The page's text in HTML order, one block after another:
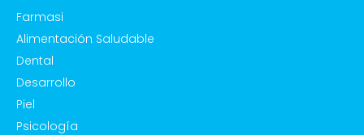
Farmasi
Alimentación Saludable
Dental
Desarrollo
Piel
Psicología